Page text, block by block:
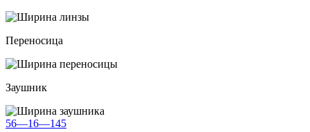
002
Переносица
Заушник
56—16—145